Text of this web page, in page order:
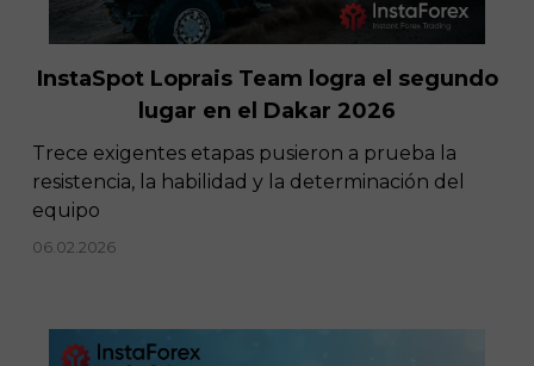
InstaSpot Loprais Team logra el segundo
lugar en el Dakar 2026
Trece exigentes etapas pusieron a prueba la
resistencia, la habilidad y la determinación del
equipo
06.02.2026